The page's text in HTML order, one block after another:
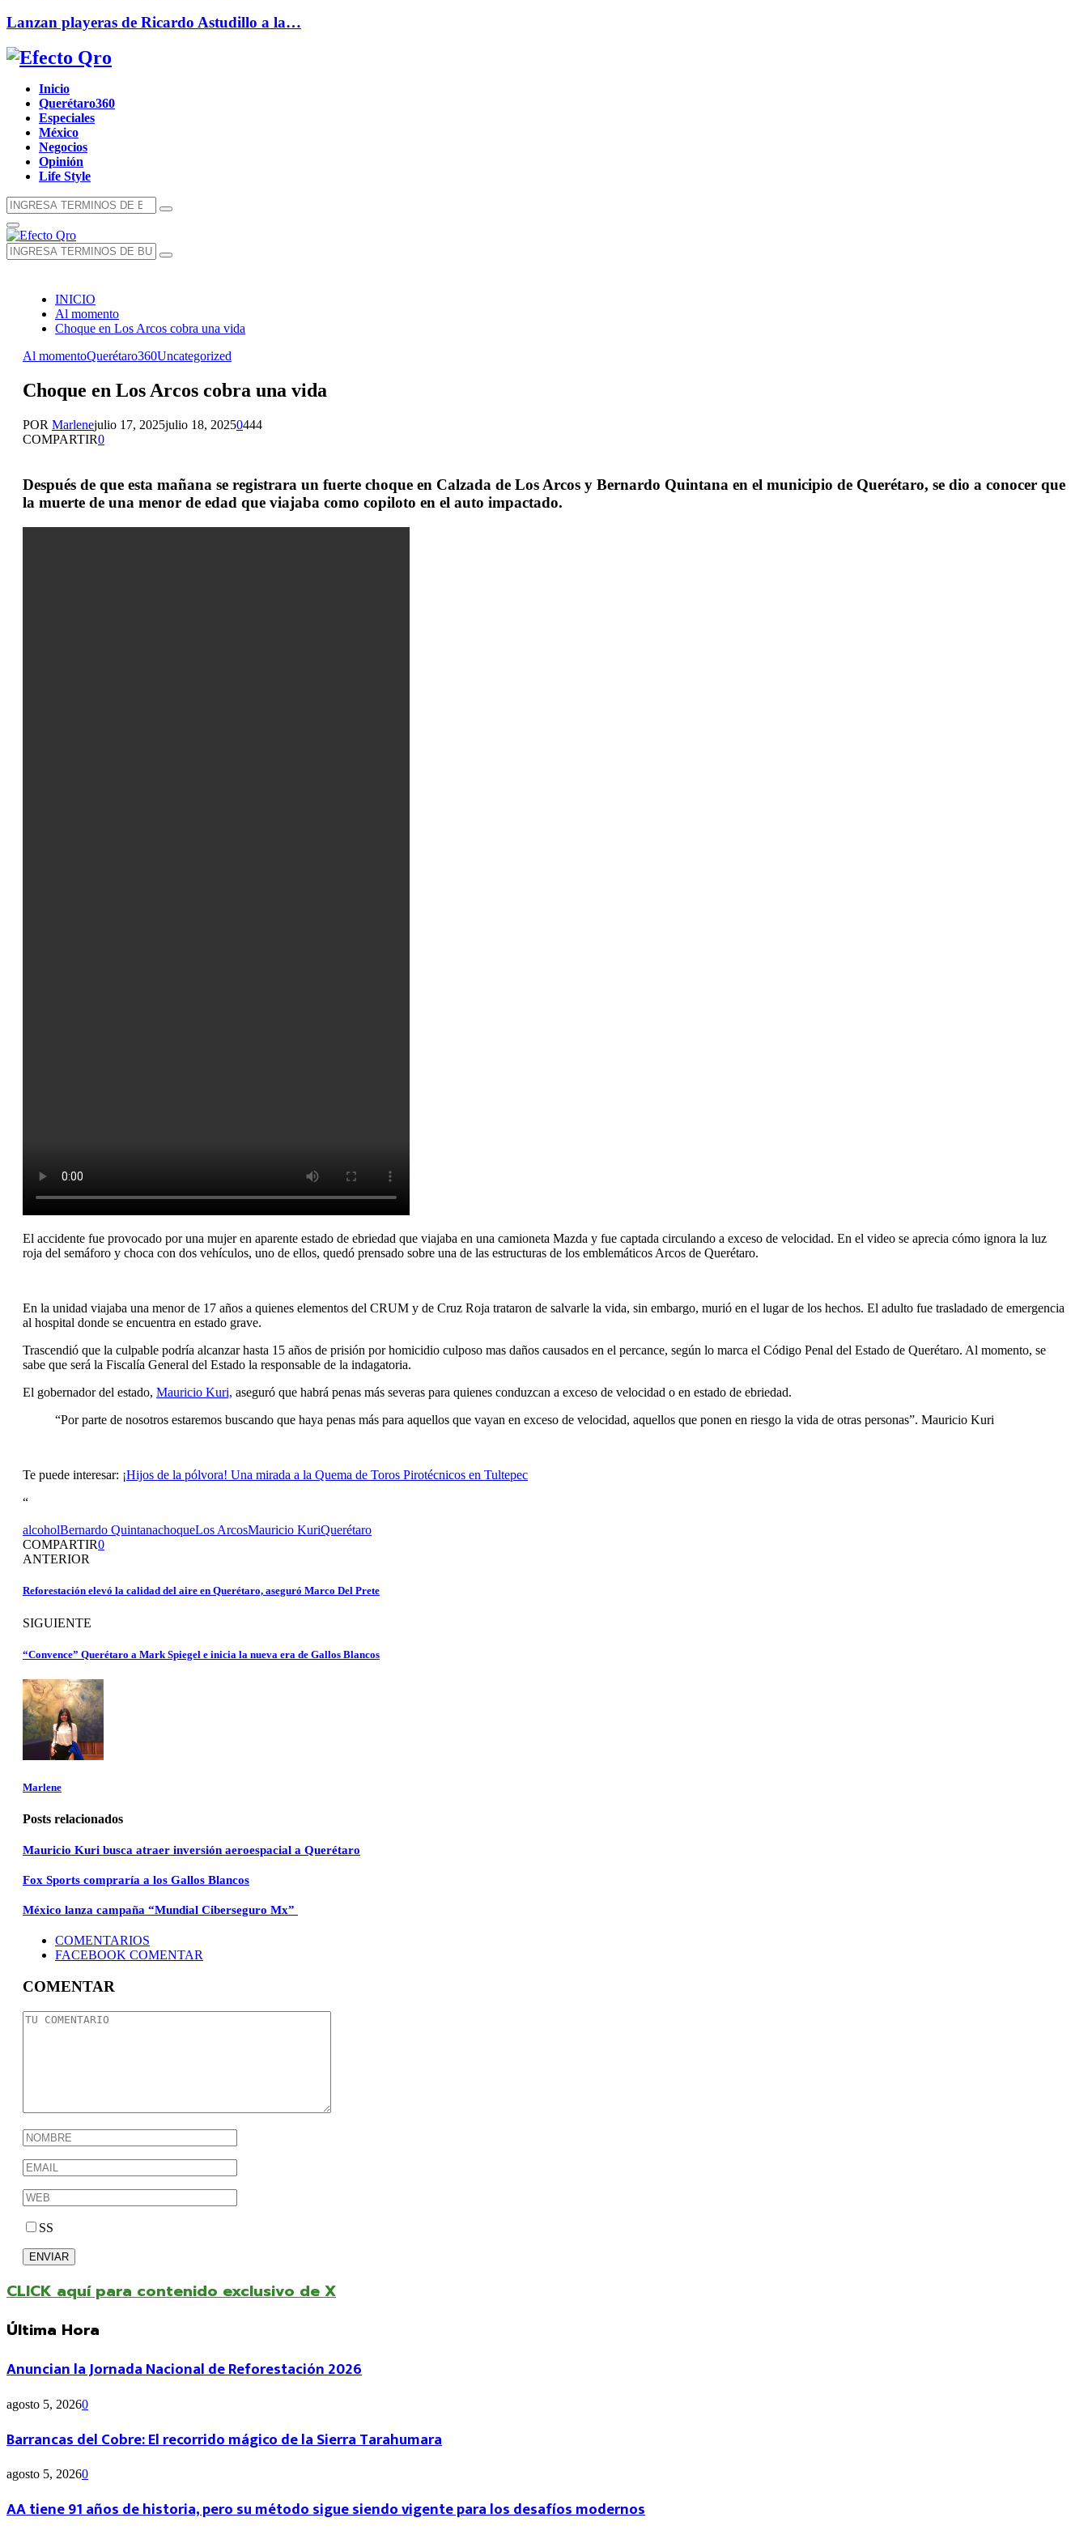
Lanzan playeras de Ricardo Astudillo a la…
Facebook
Twitter
Instagram
Youtube
Whatsapp
Inicio
Querétaro360
Especiales
México
Negocios
Opinión
Life Style
Búsqueda
de:
Búsqueda
Menú
Principal
Búsqueda
de:
Búsqueda
INICIO
Al momento
Choque en Los Arcos cobra una vida
Al momentoQuerétaro360Uncategorized
Choque en Los Arcos cobra una vida
POR Marlenejulio 17, 2025julio 18, 20250444
COMPARTIR0
Después de que esta mañana se registrara un fuerte choque en Calzada de Los Arcos y Bernardo Quintana en el municipio de Querétaro, se dio a conocer que
la muerte de una menor de edad que viajaba como copiloto en el auto impactado.
El accidente fue provocado por una mujer en aparente estado de ebriedad que viajaba en una camioneta Mazda y fue captada circulando a exceso de velocidad. En el video se aprecia cómo ignora la luz
roja del semáforo y choca con dos vehículos, uno de ellos, quedó prensado sobre una de las estructuras de los emblemáticos Arcos de Querétaro.
En la unidad viajaba una menor de 17 años a quienes elementos del CRUM y de Cruz Roja trataron de salvarle la vida, sin embargo, murió en el lugar de los hechos. El adulto fue trasladado de emergencia
al hospital donde se encuentra en estado grave.
Trascendió que la culpable podría alcanzar hasta 15 años de prisión por homicidio culposo mas daños causados en el percance, según lo marca el Código Penal del Estado de Querétaro. Al momento, se
sabe que será la Fiscalía General del Estado la responsable de la indagatoria.
El gobernador del estado, Mauricio Kuri, aseguró que habrá penas más severas para quienes conduzcan a exceso de velocidad o en estado de ebriedad.
“Por parte de nosotros estaremos buscando que haya penas más para aquellos que vayan en exceso de velocidad, aquellos que ponen en riesgo la vida de otras personas”. Mauricio Kuri
Te puede interesar: ¡Hijos de la pólvora! Una mirada a la Quema de Toros Pirotécnicos en Tultepec
“
alcoholBernardo QuintanachoqueLos ArcosMauricio KuriQuerétaro
COMPARTIR0
ANTERIOR
Reforestación elevó la calidad del aire en Querétaro, aseguró Marco Del Prete
SIGUIENTE
“Convence” Querétaro a Mark Spiegel e inicia la nueva era de Gallos Blancos
Marlene
Posts relacionados
Mauricio Kuri busca atraer inversión aeroespacial a Querétaro
Fox Sports compraría a los Gallos Blancos
México lanza campaña “Mundial Ciberseguro Mx”
COMENTARIOS
FACEBOOK COMENTAR
COMENTAR
SS
CLICK aquí para contenido exclusivo de X
Última Hora
Anuncian la Jornada Nacional de Reforestación 2026
agosto 5, 20260
Barrancas del Cobre: El recorrido mágico de la Sierra Tarahumara
agosto 5, 20260
AA tiene 91 años de historia, pero su método sigue siendo vigente para los desafíos modernos